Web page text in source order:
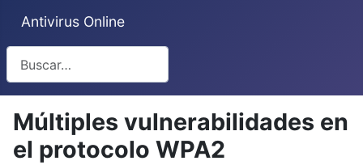
Antivirus Online
Múltiples vulnerabilidades en
el protocolo WPA2